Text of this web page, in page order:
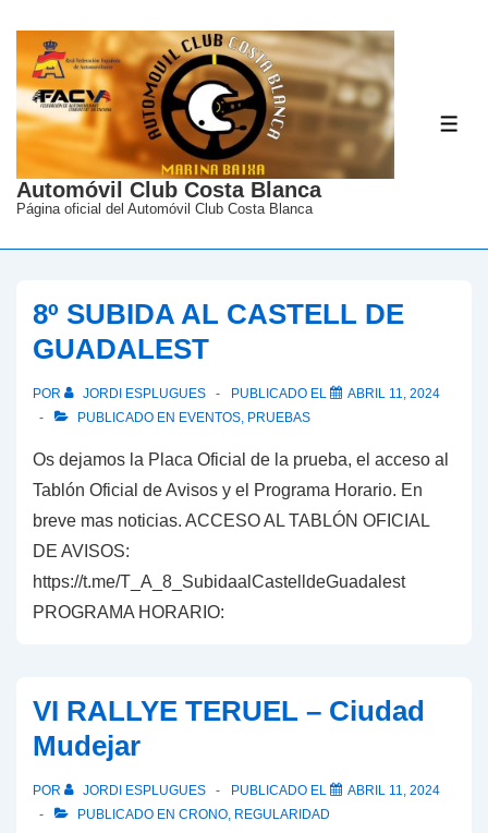
Saltar
contenido
principal
Automóvil Club Costa Blanca
Página oficial del Automóvil Club Costa Blanca
8º SUBIDA AL CASTELL DE
GUADALEST
POR JORDI ESPLUGUES PUBLICADO EL
ABRIL 11, 2024
PUBLICADO EN EVENTOS PRUEBAS
Os dejamos la Placa Oficial de la prueba, el acceso al
Tablón Oficial de Avisos y el Programa Horario. En
breve mas noticias. ACCESO AL TABLÓN OFICIAL
DE AVISOS:
https://t.me/T_A_8_SubidaalCastelldeGuadalest
PROGRAMA HORARIO:
VI RALLYE TERUEL – Ciudad
Mudejar
POR JORDI ESPLUGUES PUBLICADO EL
ABRIL 11, 2024
PUBLICADO EN CRONO REGULARIDAD